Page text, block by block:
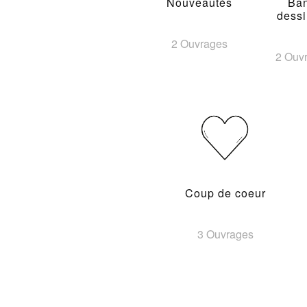
2 Ouvrages
2
Coup de coeur
3 Ouvrages